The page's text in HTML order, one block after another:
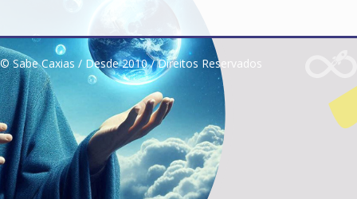
© Sabe Caxias / Desde 2010 / Direitos Reservados